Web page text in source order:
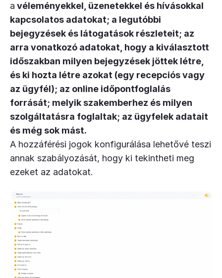
a véleményekkel, üzenetekkel és hívásokkal
kapcsolatos adatokat; a legutóbbi
bejegyzések és látogatások részleteit; az
arra vonatkozó adatokat, hogy a kiválasztott
időszakban milyen bejegyzések jöttek létre,
és ki hozta létre azokat (egy recepciós vagy
az ügyfél); az online időpontfoglalás
forrását; melyik szakemberhez és milyen
szolgáltatásra foglaltak; az ügyfelek adatait
és még sok mást.
A hozzáférési jogok konfigurálása lehetővé teszi
annak szabályozását, hogy ki tekintheti meg
ezeket az adatokat.